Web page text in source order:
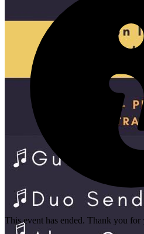
This event has ended. Thank you for